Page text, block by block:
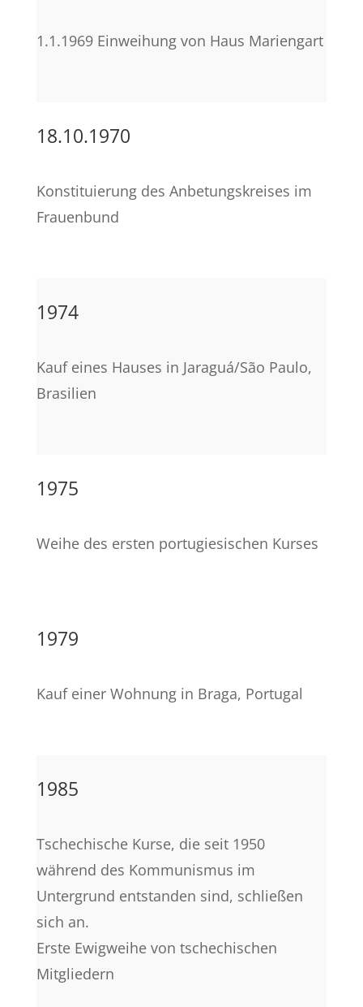
1.1.1969 Einweihung von Haus Mariengart
18.10.1970
Konstituierung des Anbetungskreises im
Frauenbund
1974
Kauf eines Hauses in Jaraguá/São Paulo,
Brasilien
1975
Weihe des ersten portugiesischen Kurses
1979
Kauf einer Wohnung in Braga, Portugal
1985
Tschechische Kurse, die seit 1950
während des Kommunismus im
Untergrund entstanden sind, schließen
sich an.
Erste Ewigweihe von tschechischen
Mitgliedern